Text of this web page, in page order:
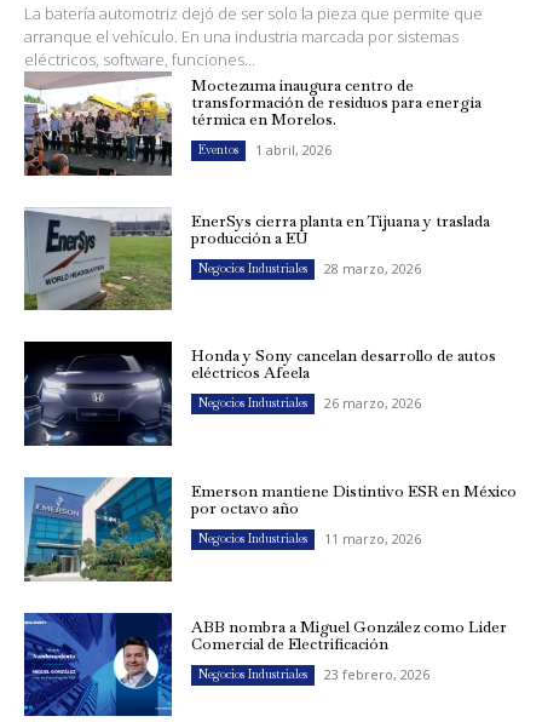
La batería automotriz dejó de ser solo la pieza que permite que
arranque el vehículo. En una industria marcada por sistemas
eléctricos, software, funciones...
Moctezuma inaugura centro de
transformación de residuos para energía
térmica en Morelos.
Eventos 1 abril, 2026
EnerSys cierra planta en Tijuana y traslada
producción a EU
Negocios Industriales 28 marzo, 2026
Honda y Sony cancelan desarrollo de autos
eléctricos Afeela
Negocios Industriales 26 marzo, 2026
Emerson mantiene Distintivo ESR en México
por octavo año
Negocios Industriales 11 marzo, 2026
ABB nombra a Miguel González como Líder
Comercial de Electrificación
Negocios Industriales 23 febrero, 2026